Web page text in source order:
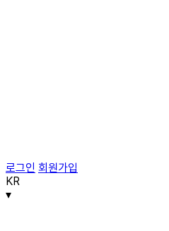
로그인 회원가입
KR
▾